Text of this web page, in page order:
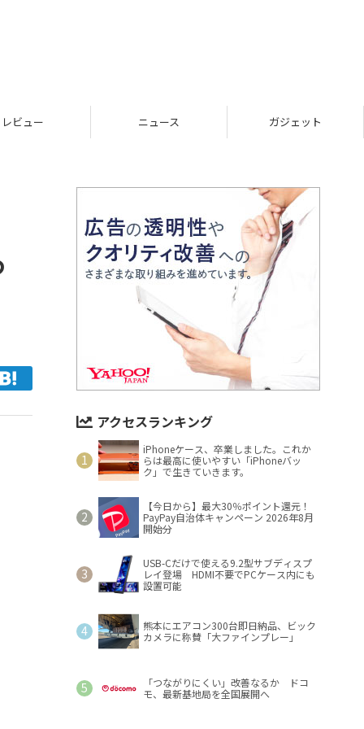
レビュー ニュース ガジェット
アクセスランキング
iPhoneケース、卒業しました。これか
らは最高に使いやすい「iPhoneバッ
ク」で生きていきます。
【今日から】最大30％ポイント還元！
PayPay自治体キャンペーン 2026年8月
開始分
USB-Cだけで使える9.2型サブディスプ
レイ登場 HDMI不要でPCケース内にも
設置可能
熊本にエアコン300台即日納品、ビック
カメラに称賛「大ファインプレー」
「つながりにくい」改善なるか ドコ
モ、最新基地局を全国展開へ